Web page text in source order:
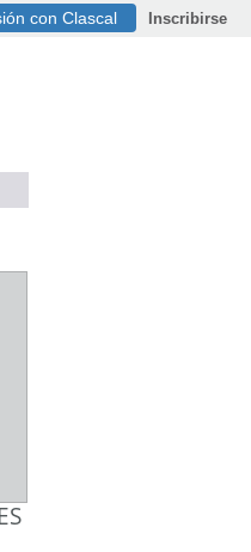
con Clascal Inscribirse